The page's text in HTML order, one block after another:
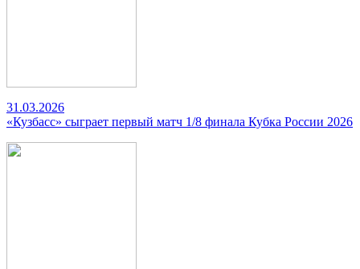
31.03.2026
«Кузбасс» сыграет первый матч 1/8 финала Кубка России 2026